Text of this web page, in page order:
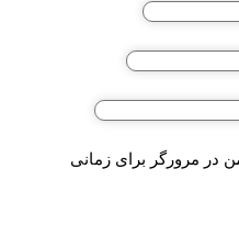
در مرورگر برای زمانی